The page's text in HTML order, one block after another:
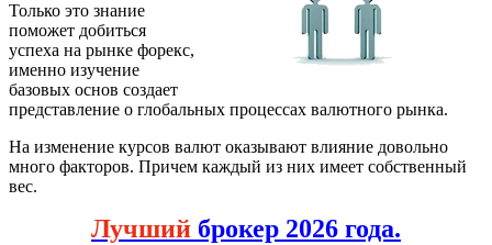
Только это знание
поможет добиться
успеха на рынке форекс,
именно изучение
базовых основ создает
представление о глобальных процессах валютного рынка.
На изменение курсов валют оказывают влияние довольно
много факторов. Причем каждый из них имеет собственный
вес.
Лучший брокер 2026 года.